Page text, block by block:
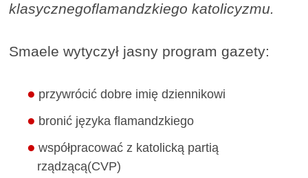
klasycznegoflamandzkiego katolicyzmu.
Smaele wytyczył jasny program gazety:
przywrócić dobre imię dziennikowi
bronić języka flamandzkiego
współpracować z katolicką partią
rządzącą(CVP)